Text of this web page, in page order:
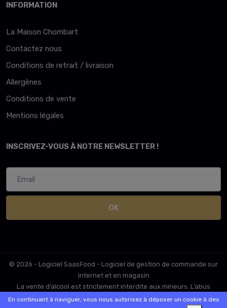
INFORMATION
La Maison Chombart
Contactez nous
Conditions de retrait / livraison
Allergènes
Conditions de vente
Mentions légales
INSCRIVEZ-VOUS À NOTRE NEWSLETTER !
OK
© 2026 - Logiciel SaasFood - Logiciel de gestion de commande sur
internet et en magasin
La vente d’alcool est strictement interdite aux mineurs. L’abus
d’alcool est dangereux pour la santé. A consommer avec
En continuant à naviguer, vous nous autorisez à déposer un cookie à des